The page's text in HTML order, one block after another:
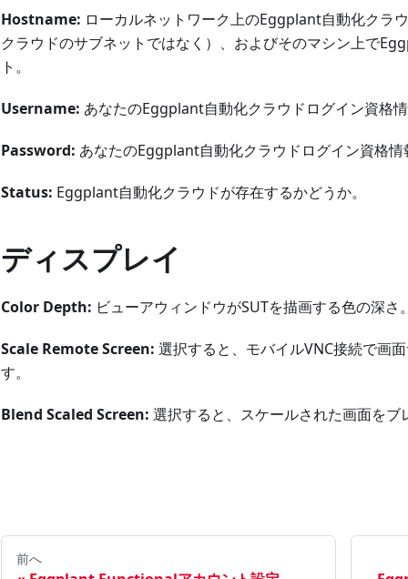
Hostname: ローカルネットワーク上のEggplant自動化クラ
クラウドのサブネットではなく）、およびそのマシン上で
ト。
Username: あなたのEggplant自動化クラウドログイン資格
Password: あなたのEggplant自動化クラウドログイン資格情
Status: Eggplant自動化クラウドが存在するかどうか。
ディスプレイ
Color Depth: ビューアウィンドウがSUTを描画する色の深さ。
Scale Remote Screen: 選択すると、モバイルVNC接続で画
す。
Blend Scaled Screen: 選択すると、スケールされた画面をブ
前へ